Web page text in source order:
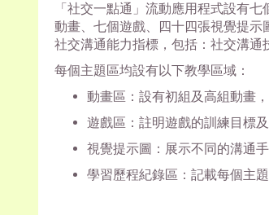
「社交一點通」流動應用程式設有
動畫、七個遊戲、四十四張視覺提
社交溝通能力指標，包括：社交溝通
每個主題區均設有以下教學區域：
動畫區：設有初組及高組動畫
遊戲區：註明遊戲的訓練目標
視覺提示圖：展示不同的溝通
學習歷程紀錄區：記載每個主